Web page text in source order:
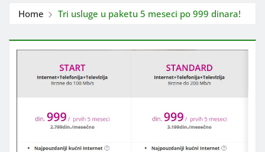
Home Tri usluge u paketu 5 meseci po 999 dinara!